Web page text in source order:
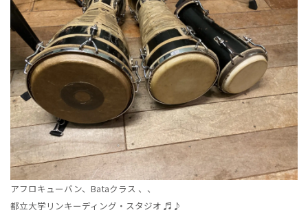
アフロキューバン、Bataクラス 、、
都立大学リンキーディング・スタジオ ♬♪